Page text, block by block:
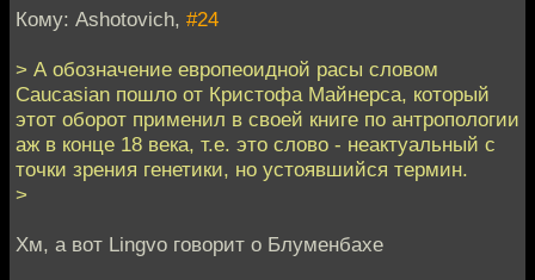
Кому: Ashotovich, #24
> А обозначение европеоидной расы словом
Caucasian пошло от Кристофа Майнерса, который
этот оборот применил в своей книге по антропологии
аж в конце 18 века, т.е. это слово - неактуальный с
точки зрения генетики, но устоявшийся термин.
>
Хм, а вот Lingvo говорит о Блуменбахе